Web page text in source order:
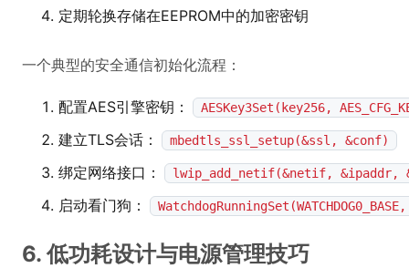
定期轮换存储在EEPROM中的加密密钥
一个典型的安全通信初始化流程：
配置AES引擎密钥： AESKey3Set(key256,
建立TLS会话： mbedtls_ssl_setup(&ssl, &conf)
绑定网络接口： lwip_add_netif(&netif, &ipaddr,
启动看门狗：
6. 低功耗设计与电源管理技巧